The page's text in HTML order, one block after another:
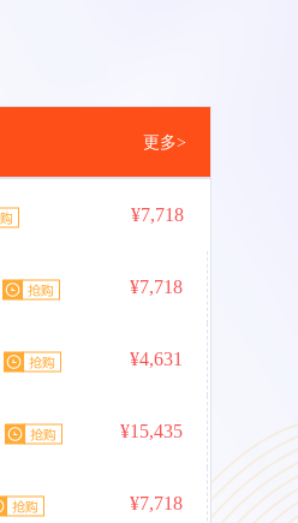
更多>
¥7,718
¥7,718
¥4,631
¥15,435
¥7,718